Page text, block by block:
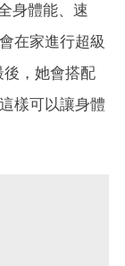
身體能、速
在家進行超級
，她會搭配
樣可以讓身體